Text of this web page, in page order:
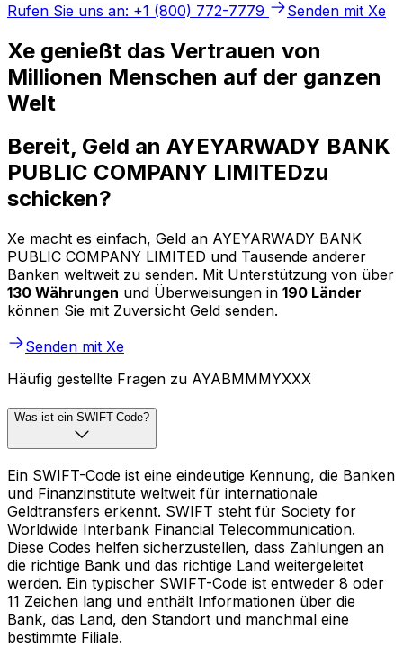
Rufen Sie uns an: +1 (800) 772-7779
Senden mit Xe
Xe genießt das Vertrauen von
Millionen Menschen auf der ganzen
Welt
Bereit, Geld an AYEYARWADY BANK
PUBLIC COMPANY LIMITEDzu
schicken?
Xe macht es einfach, Geld an AYEYARWADY BANK
PUBLIC COMPANY LIMITED und Tausende anderer
Banken weltweit zu senden. Mit Unterstützung von über
130 Währungen und Überweisungen in 190 Länder
können Sie mit Zuversicht Geld senden.
Senden mit Xe
Häufig gestellte Fragen zu AYABMMMYXXX
Was ist ein SWIFT-Code?
Ein SWIFT-Code ist eine eindeutige Kennung, die Banken
und Finanzinstitute weltweit für internationale
Geldtransfers erkennt. SWIFT steht für Society for
Worldwide Interbank Financial Telecommunication.
Diese Codes helfen sicherzustellen, dass Zahlungen an
die richtige Bank und das richtige Land weitergeleitet
werden. Ein typischer SWIFT-Code ist entweder 8 oder
11 Zeichen lang und enthält Informationen über die
Bank, das Land, den Standort und manchmal eine
bestimmte Filiale.